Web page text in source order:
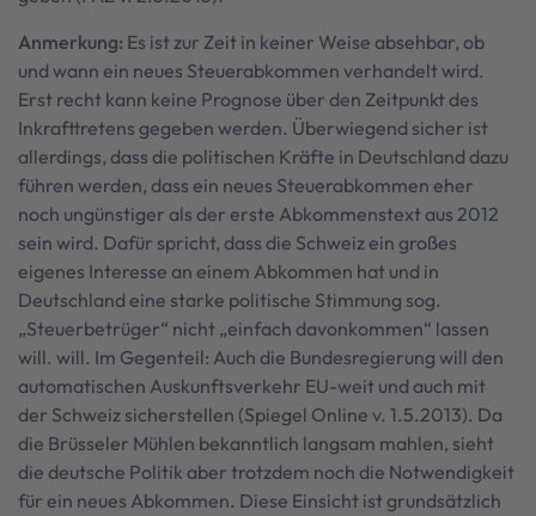
Anmerkung: Es ist zur Zeit in keiner Weise absehbar, ob
und wann ein neues Steuerabkommen verhandelt wird.
Erst recht kann keine Prognose über den Zeitpunkt des
Inkrafttretens gegeben werden. Überwiegend sicher ist
allerdings, dass die politischen Kräfte in Deutschland dazu
führen werden, dass ein neues Steuerabkommen eher
noch ungünstiger als der erste Abkommenstext aus 2012
sein wird. Dafür spricht, dass die Schweiz ein großes
eigenes Interesse an einem Abkommen hat und in
Deutschland eine starke politische Stimmung sog.
„Steuerbetrüger“ nicht „einfach davonkommen“ lassen
will. will. Im Gegenteil: Auch die Bundesregierung will den
automatischen Auskunftsverkehr EU-weit und auch mit
der Schweiz sicherstellen (Spiegel Online v. 1.5.2013). Da
die Brüsseler Mühlen bekanntlich langsam mahlen, sieht
die deutsche Politik aber trotzdem noch die Notwendigkeit
für ein neues Abkommen. Diese Einsicht ist grundsätzlich